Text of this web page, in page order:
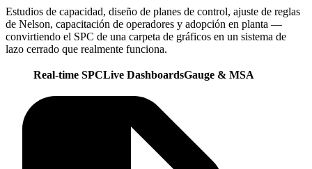
Estudios de capacidad, diseño de planes de control, ajuste de reglas
de Nelson, capacitación de operadores y adopción en planta —
convirtiendo el SPC de una carpeta de gráficos en un sistema de
lazo cerrado que realmente funciona.
Real-time SPCLive DashboardsGauge & MSA